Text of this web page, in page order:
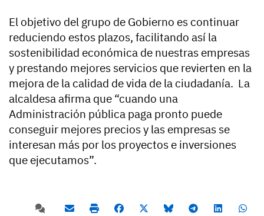
El objetivo del grupo de Gobierno es continuar
reduciendo estos plazos, facilitando así la
sostenibilidad económica de nuestras empresas
y prestando mejores servicios que revierten en la
mejora de la calidad de vida de la ciudadanía. La
alcaldesa afirma que “cuando una
Administración pública paga pronto puede
conseguir mejores precios y las empresas se
interesan más por los proyectos e inversiones
que ejecutamos”.